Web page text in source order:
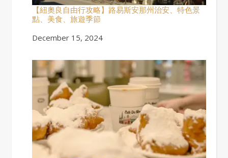
【紐奧良自由行攻略】路易斯安那州治安、特色景
點、美食、旅遊季節
Date
December 15, 2024